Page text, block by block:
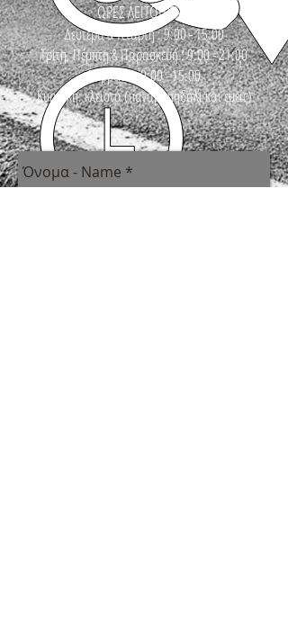
ΩΡΕΣ ΛΕΙΤΟΥΡΓΙΑΣ
Δευτέρα & Τετάρτη : 9:00 - 15:00
Τρίτη, Πέμπτη & Παρασκευή : 9:00 - 21:00
Σάββατο : 9:00 - 15:00
Κυριακή: κλειστά (πατάμε πηδάλι και εμείς)